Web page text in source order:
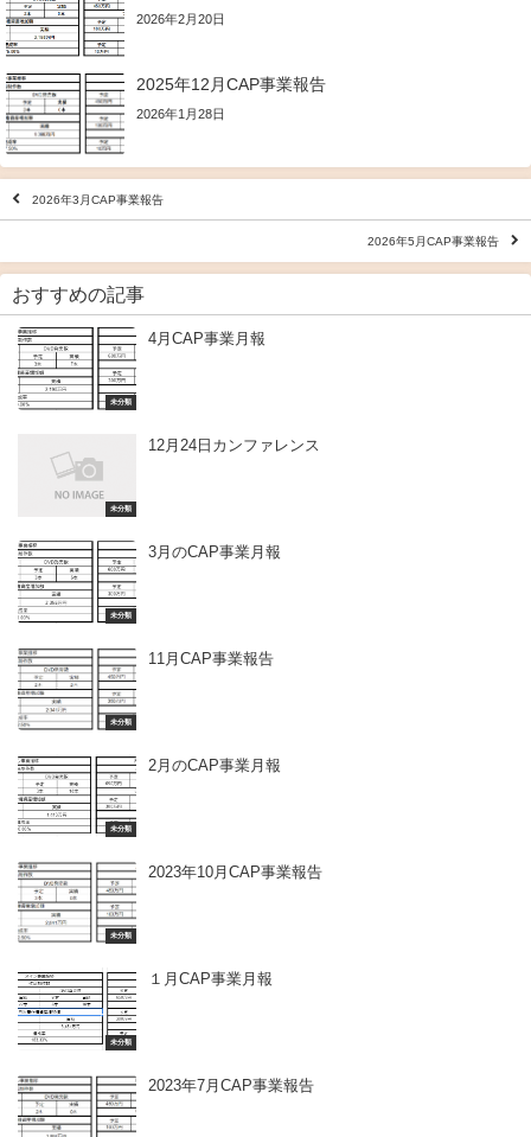
2026年2月20日
2025年12月CAP事業報告
2026年1月28日
2026年3月CAP事業報告
2026年5月CAP事業報告
おすすめの記事
未分類
4月CAP事業月報
未分類
12月24日カンファレンス
未分類
3月のCAP事業月報
未分類
11月CAP事業報告
未分類
2月のCAP事業月報
未分類
2023年10月CAP事業報告
未分類
１月CAP事業月報
2023年7月CAP事業報告